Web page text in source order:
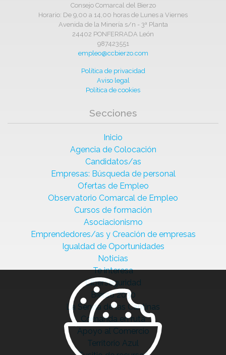
Consejo Comarcal del Bierzo
Horario: De 9,00 a 14,00 horas de Lunes a Viernes
Avenida de la Minería s/n - 3ª Planta
24402 PONFERRADA León
987423551
empleo@ccbierzo.com
Política de privacidad
Aviso legal
Política de cookies
Secciones
Inicio
Agencia de Colocación
Candidatos/as
Empresas: Búsqueda de personal
Ofertas de Empleo
Observatorio Comarcal de Empleo
Cursos de formación
Asociacionismo
Emprendedores/as y Creación de empresas
Igualdad de Oportunidades
Noticias
Te interesa
Ciberseguridad
Bierzo 2030
La Senda de las Cantinas
Comanda en ruta
Apoyo al Comercio
Territorio Azul